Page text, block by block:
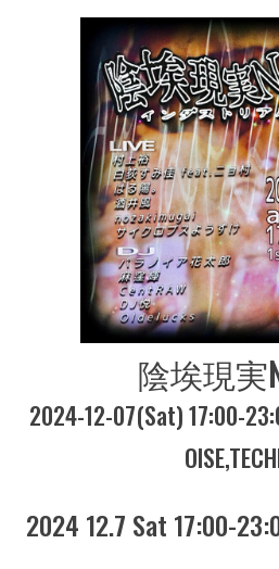
陰埃現実
2024-12-07(Sat) 17:00-
OISE
2024 12.7 Sat 17:00-